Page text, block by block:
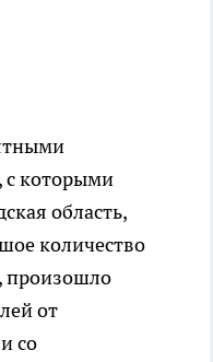
с которыми
область,
количество
произошло
от
со